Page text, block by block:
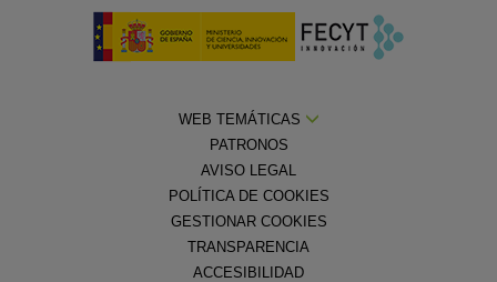
WEB TEMÁTICAS
PATRONOS
AVISO LEGAL
POLÍTICA DE COOKIES
GESTIONAR COOKIES
TRANSPARENCIA
ACCESIBILIDAD